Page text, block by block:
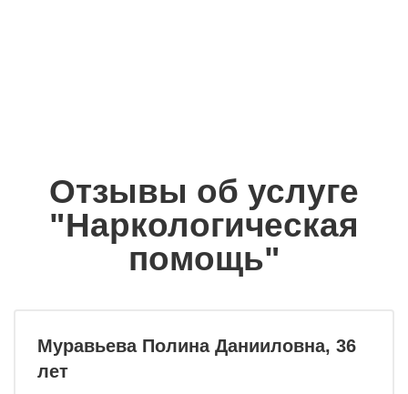
Отзывы об услуге
"Наркологическая
помощь"
Муравьева Полина Данииловна, 36
лет